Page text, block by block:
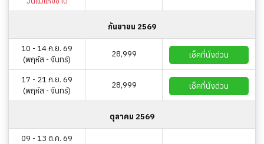
กันยายน 2569
10 - 14 ก.ย. 69
(พฤหัส - จันทร์)
28,999 เช็คที่นั่งด่วน
17 - 21 ก.ย. 69
(พฤหัส - จันทร์)
28,999 เช็คที่นั่งด่วน
ตุลาคม 2569
09 - 13 ต.ค. 69